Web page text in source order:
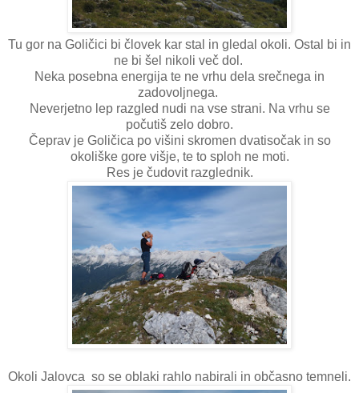
Tu gor na Goličici bi človek kar stal in gledal okoli. Ostal bi in
ne bi šel nikoli več dol.
Neka posebna energija te ne vrhu dela srečnega in
zadovoljnega.
Neverjetno lep razgled nudi na vse strani. Na vrhu se
počutiš zelo dobro.
Čeprav je Goličica po višini skromen dvatisočak in so
okoliške gore višje, te to sploh ne moti.
Res je čudovit razglednik.
Okoli Jalovca so se oblaki rahlo nabirali in občasno temneli.